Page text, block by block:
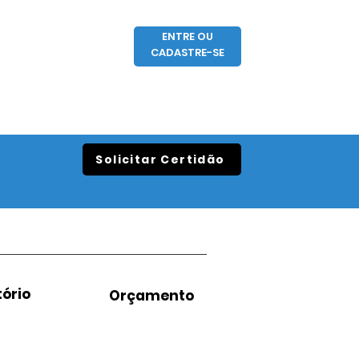
ENTRE OU
CADASTRE-SE
Solicitar Certidão
Orçamento